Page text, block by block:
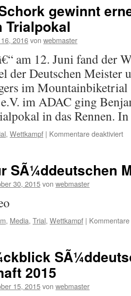
gewinnt
Trialpokal
2016von webmaster
am 12. Juni fand der
der Deutschen Meister
im
im ADAC ging
in das Rennen.
, Wettkampf | Kommentare deaktiviertfür
SÃ¼ddeutschen
30, 2015von webmaster
, Media, Trial, Wettkampf |
2015
15, 2015von webmaster